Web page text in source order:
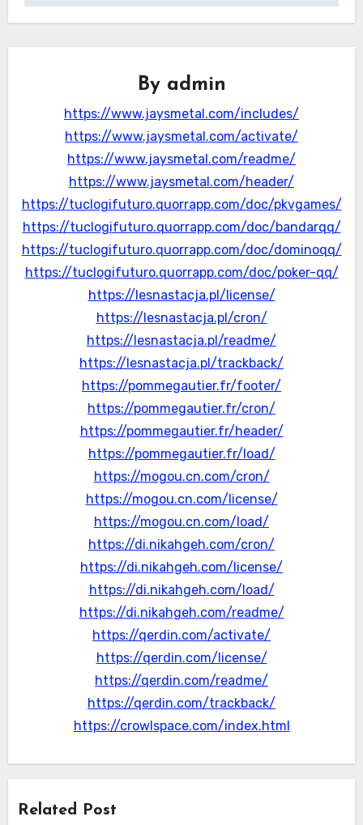
By admin
https://www.jaysmetal.com/includes/
https://www.jaysmetal.com/activate/
https://www.jaysmetal.com/readme/
https://www.jaysmetal.com/header/
https://tuclogifuturo.quorrapp.com/doc/pkvgames/
https://tuclogifuturo.quorrapp.com/doc/bandarqq/
https://tuclogifuturo.quorrapp.com/doc/dominoqq/
https://tuclogifuturo.quorrapp.com/doc/poker-qq/
https://lesnastacja.pl/license/
https://lesnastacja.pl/cron/
https://lesnastacja.pl/readme/
https://lesnastacja.pl/trackback/
https://pommegautier.fr/footer/
https://pommegautier.fr/cron/
https://pommegautier.fr/header/
https://pommegautier.fr/load/
https://mogou.cn.com/cron/
https://mogou.cn.com/license/
https://mogou.cn.com/load/
https://di.nikahgeh.com/cron/
https://di.nikahgeh.com/license/
https://di.nikahgeh.com/load/
https://di.nikahgeh.com/readme/
https://qerdin.com/activate/
https://qerdin.com/license/
https://qerdin.com/readme/
https://qerdin.com/trackback/
https://crowlspace.com/index.html
Related Post